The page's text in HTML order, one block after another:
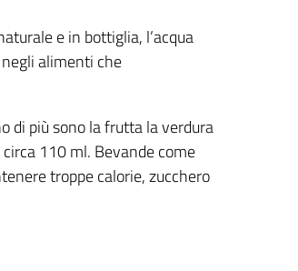
e in bottiglia, l’acqua
alimenti che
di più sono la frutta la verdura
110 ml. Bevande come
troppe calorie, zucchero